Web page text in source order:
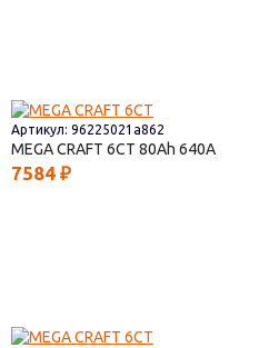
Артикул: 96225021a862
MEGA CRAFT 6СТ 80 640
7584 ₽